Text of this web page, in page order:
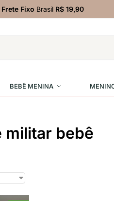
Frete Fixo Brasil R$ 19,90
BEBÊ MENINA
militar bebê